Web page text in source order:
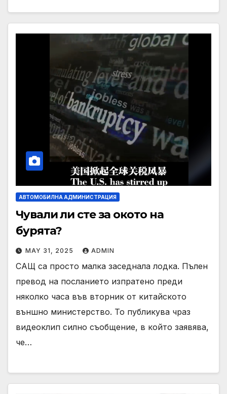
АВТОМОБИЛНА АДМИНИСТРАЦИЯ
Чували ли сте за окото на
бурята?
MAY 31, 2025 ADMIN
САЩ са просто малка заседнала лодка. Пълен
превод на посланието изпратено преди
няколко часа във вторник от китайското
външно министерство. То публикува чраз
видеоклип силно съобщение, в който заявява,
че…